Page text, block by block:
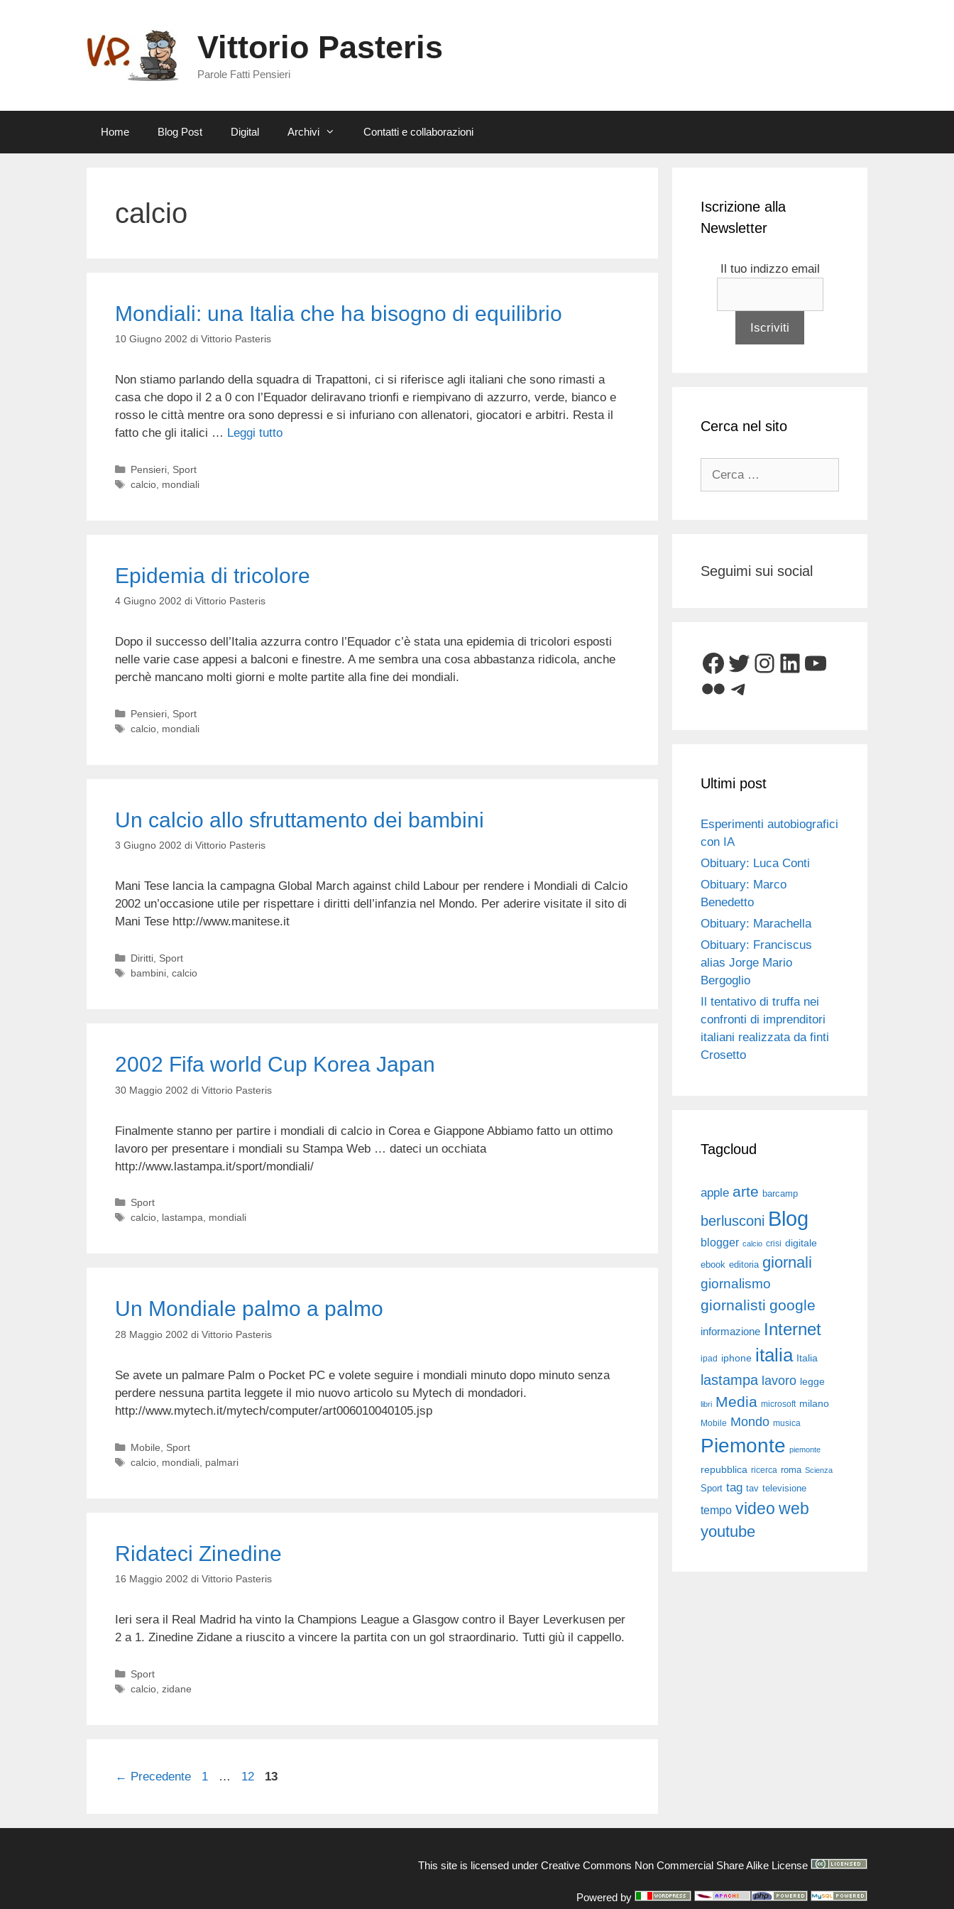
Vittorio Pasteris
Parole Fatti Pensieri
Home Blog Post Digital Archivi Contatti e collaborazioni
calcio
Mondiali: una Italia che ha bisogno di equilibrio
10 Giugno 2002 di Vittorio Pasteris
Non stiamo parlando della squadra di Trapattoni, ci si riferisce agli italiani che sono rimasti a
casa che dopo il 2 a 0 con l’Equador deliravano trionfi e riempivano di azzurro, verde, bianco e
rosso le città mentre ora sono depressi e si infuriano con allenatori, giocatori e arbitri. Resta il
fatto che gli italici … Leggi tutto
Categorie
Pensieri, Sport
Tag
calcio, mondiali
Epidemia di tricolore
4 Giugno 2002 di Vittorio Pasteris
Dopo il successo dell’Italia azzurra contro l’Equador c’è stata una epidemia di tricolori esposti
nelle varie case appesi a balconi e finestre. A me sembra una cosa abbastanza ridicola, anche
perchè mancano molti giorni e molte partite alla fine dei mondiali.
Categorie
Pensieri, Sport
Tag
calcio, mondiali
Un calcio allo sfruttamento dei bambini
3 Giugno 2002 di Vittorio Pasteris
Mani Tese lancia la campagna Global March against child Labour per rendere i Mondiali di Calcio
2002 un’occasione utile per rispettare i diritti dell’infanzia nel Mondo. Per aderire visitate il sito di
Mani Tese http://www.manitese.it
Categorie
Diritti, Sport
Tag
bambini, calcio
2002 Fifa world Cup Korea Japan
30 Maggio 2002 di Vittorio Pasteris
Finalmente stanno per partire i mondiali di calcio in Corea e Giappone Abbiamo fatto un ottimo
lavoro per presentare i mondiali su Stampa Web … dateci un occhiata
http://www.lastampa.it/sport/mondiali/
Categorie
Sport
Tag
calcio, lastampa, mondiali
Un Mondiale palmo a palmo
28 Maggio 2002 di Vittorio Pasteris
Se avete un palmare Palm o Pocket PC e volete seguire i mondiali minuto dopo minuto senza
perdere nessuna partita leggete il mio nuovo articolo su Mytech di mondadori.
http://www.mytech.it/mytech/computer/art006010040105.jsp
Categorie
Mobile
Sport
Tag
calcio, mondiali, palmari
Ridateci Zinedine
16 Maggio 2002 di Vittorio Pasteris
Ieri sera il Real Madrid ha vinto la Champions League a Glasgow contro il Bayer Leverkusen per
2 a 1. Zinedine Zidane a riuscito a vincere la partita con un gol straordinario. Tutti giù il cappello.
Categorie
Sport
Tag
calcio, zidane
← Precedente Pagina
1 … Pagina
12 Pagina
13
Iscrizione alla
Newsletter
Il tuo indizzo email
Cerca nel sito
Seguimi sui social
Facebook
Twitter
Instagram
LinkedIn
YouTube
FlickrTelegram
Ultimi post
Esperimenti autobiografici
con IA
Obituary: Luca Conti
Obituary: Marco
Benedetto
Obituary: Marachella
Obituary: Franciscus
alias Jorge Mario
Bergoglio
Il tentativo di truffa nei
confronti di imprenditori
italiani realizzata da finti
Crosetto
Tagcloud
apple arte barcamp
berlusconi Blog
blogger calcio crisi digitale
ebook editoria giornali
giornalismo
giornalisti google
informazione Internet
ipad iphone italia Italia
lastampa lavoro legge
libri Media microsoft milano
Mobile Mondo musica
Piemonte piemonte
repubblica ricerca roma Scienza
Sport tag tav televisione
tempo video web
youtube
This site is licensed under Creative Commons Non Commercial Share Alike License
Powered by